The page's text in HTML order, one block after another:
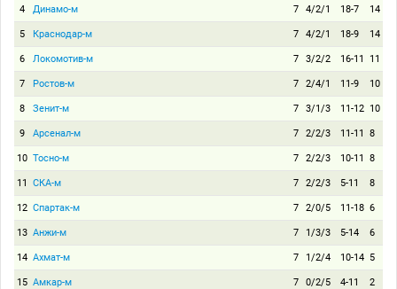
4 Динамо-м 7 4/2/1 18-7 14
5 Краснодар-м 7 4/2/1 18-9 14
6 Локомотив-м 7 3/2/2 16-11 11
7 Ростов-м 7 2/4/1 11-9 10
8 Зенит-м 7 3/1/3 11-12 10
9 Арсенал-м 7 2/2/3 11-11 8
10 Тосно-м 7 2/2/3 10-11 8
11 СКА-м 7 2/2/3 5-11 8
12 Спартак-м 7 2/0/5 11-18 6
13 Анжи-м 7 1/3/3 5-14 6
14 Ахмат-м 7 1/2/4 10-14 5
15 Амкар-м 7 0/2/5 4-11 2